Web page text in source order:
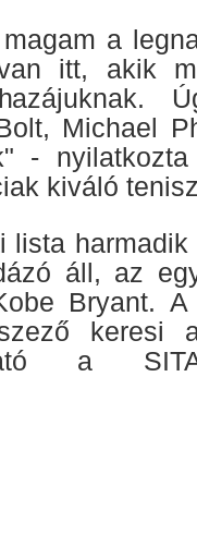
a
itt, akik
Michael
-
kiváló
lista
áll, az
Bryant.
keresi
a SITA